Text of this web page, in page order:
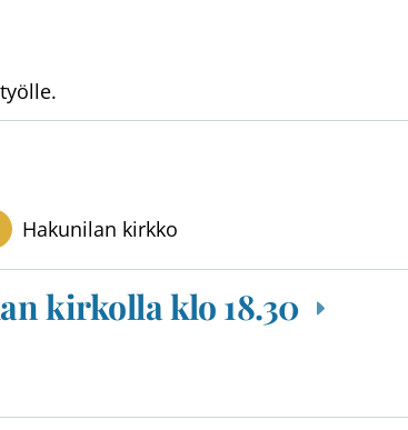
Hakunilan kirkko
kirkolla klo 18.30